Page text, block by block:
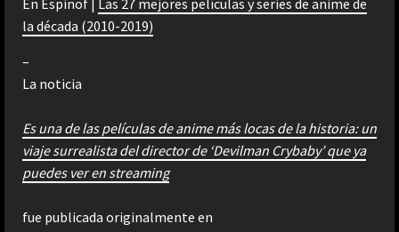
En Espinof | Las 27 mejores películas y series de anime de
la década (2010-2019)
–
La noticia
Es una de las películas de anime más locas de la historia: un
viaje surrealista del director de ‘Devilman Crybaby’ que ya
puedes ver en streaming
fue publicada originalmente en